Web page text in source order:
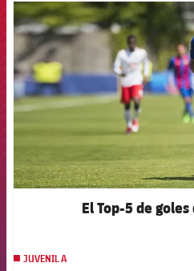
El Top-5 de
JUVENIL A